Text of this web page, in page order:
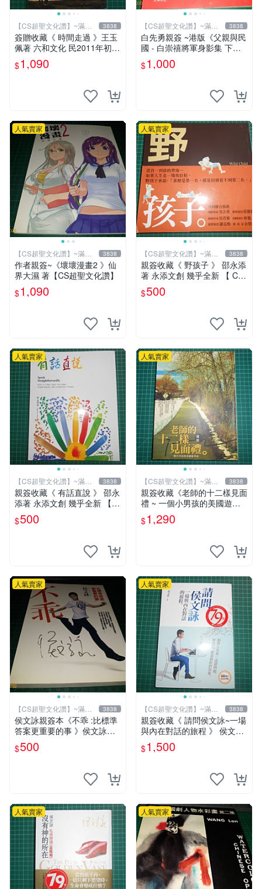
【CS超聖文化讚】~滿千
元送運
3838
簽贈收藏《 時間走過 》王玉
佩著 六和文化 民2011年初版
9成新【CS超聖文化2讚】
$1,090
【CS超聖文化讚】~滿千
元送運
3838
白先勇親簽 ~港版《父親與民
國 - 白崇禧將軍身影集 下
冊》白先勇編 天地出版 2012
年初版 .香港【CS超聖文化
$1,000
人氣賣家
【CS超聖文化讚】~滿千
元送運
3838
作者親簽~《壞壞漫畫2 》仙
界大濕 著【CS超聖文化讚】
$1,090
人氣賣家
【CS超聖文化讚】~滿千
元送運
3838
親簽收藏《 野孩子 》 邵永添
著 永添文創 幾乎全新 【 CS
超聖文化2讚】
$500
人氣賣家
【CS超聖文化讚】~滿千
元送運
3838
親簽收藏《 有話直說 》 邵永
添著 永添文創 幾乎全新 【 C
S超聖文化2讚】
$500
人氣賣家
【CS超聖文化讚】~滿千
元送運
3838
親簽收藏《老師的十二樣見面
禮 ~ 一個小男孩的美國遊學
誌》 簡媜著 INK印刻 民2007
年初版【CS超聖文化2讚】
$1,290
人氣賣家
【CS超聖文化讚】~滿千
元送運
3838
侯文詠親簽本《不乖 :比標準
答案更重要的事 》侯文詠著
皇冠出版 2010年 初版一刷
【CS超聖文化讚】
$500
人氣賣家
【CS超聖文化讚】~滿千
元送運
3838
親簽收藏《 請問侯文詠~一場
與內在對話的旅程 》 侯文詠
著 皇冠 民2015年初版 9成新
【CS超聖文化2讚】
$1,500
人氣賣家 人氣賣家